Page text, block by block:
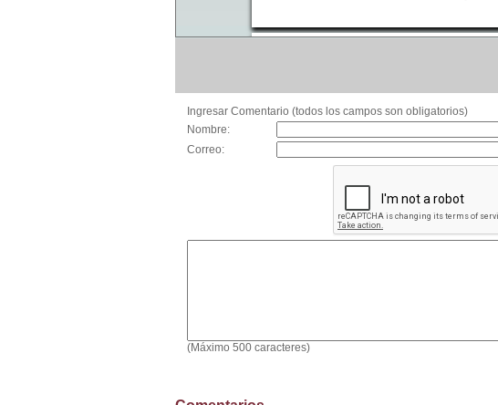
Ingresar Comentario (todos los campos son obligatorios)
Nombre:
Correo:
(Máximo 500 caracteres)